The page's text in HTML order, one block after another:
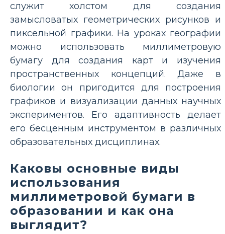
служит холстом для создания
замысловатых геометрических рисунков и
пиксельной графики. На уроках географии
можно использовать миллиметровую
бумагу для создания карт и изучения
пространственных концепций. Даже в
биологии он пригодится для построения
графиков и визуализации данных научных
экспериментов. Его адаптивность делает
его бесценным инструментом в различных
образовательных дисциплинах.
Каковы основные виды
использования
миллиметровой бумаги в
образовании и как она
выглядит?